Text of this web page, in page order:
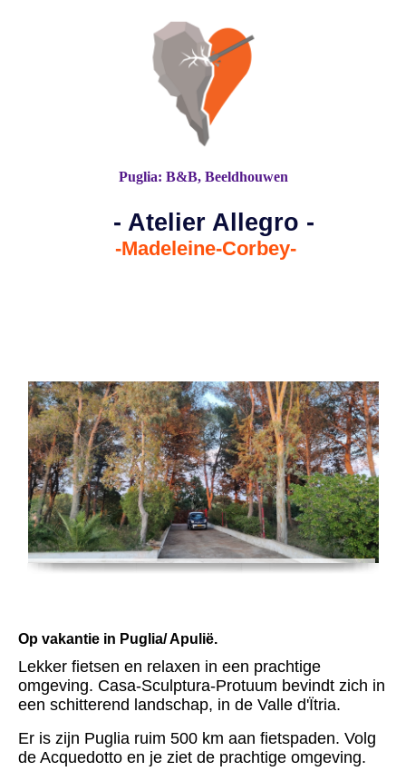
- Atelier Allegro -
-Madeleine-Corbey-
Puglia: B&B, Beeldhouwen
Op vakantie in Puglia/ Apulië.
Lekker fietsen en relaxen in een prachtige
omgeving. Casa-Sculptura-Protuum bevindt zich in
een schitterend landschap, in de Valle d'Ïtria.
Er is zijn Puglia ruim 500 km aan fietspaden. Volg
de Acquedotto en je ziet de prachtige omgeving.